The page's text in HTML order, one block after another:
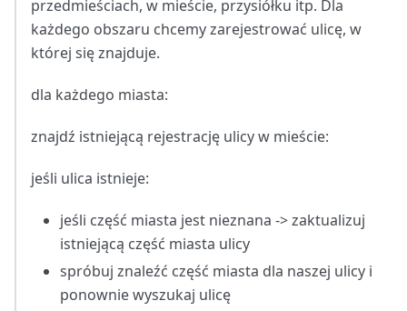
przedmieściach, w mieście, przysiółku itp. Dla
każdego obszaru chcemy zarejestrować ulicę, w
której się znajduje.
dla każdego miasta:
znajdź istniejącą rejestrację ulicy w mieście:
jeśli ulica istnieje:
jeśli część miasta jest nieznana -> zaktualizuj
istniejącą część miasta ulicy
spróbuj znaleźć część miasta dla naszej ulicy i
ponownie wyszukaj ulicę